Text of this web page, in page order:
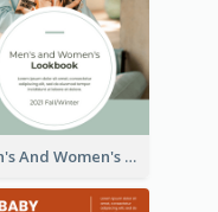
Men's And Women's Lookbook